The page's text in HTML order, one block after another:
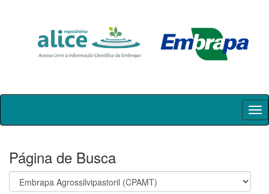
Skip
Página de Busca